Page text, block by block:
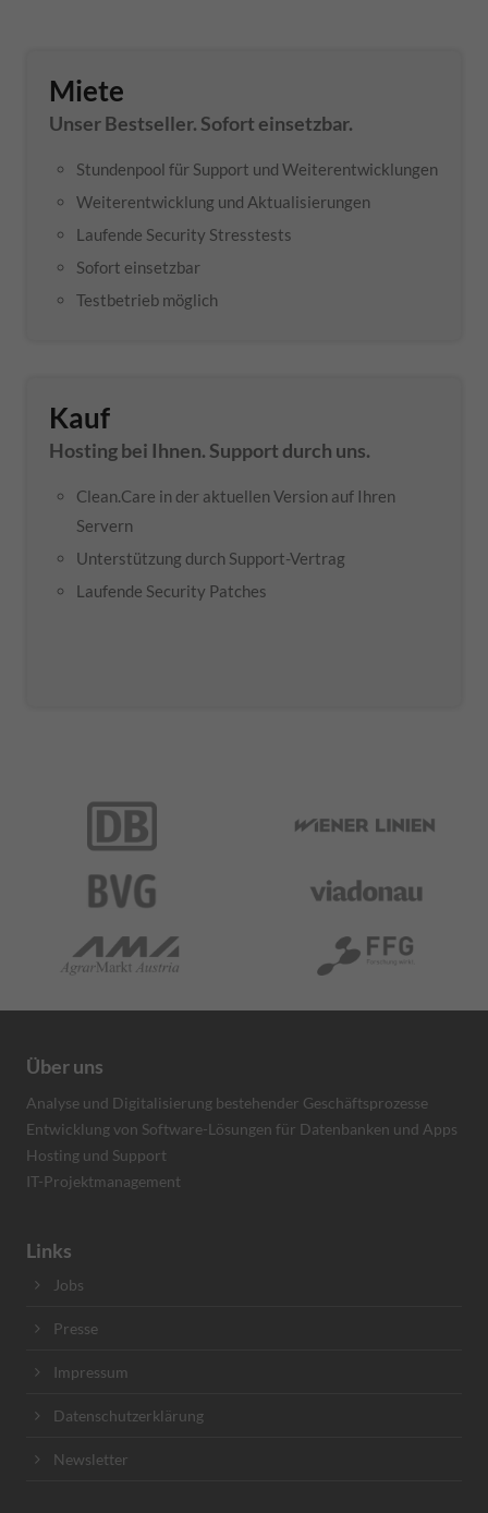
Miete
Unser Bestseller. Sofort einsetzbar.
Stundenpool für Support und Weiterentwicklungen
Weiterentwicklung und Aktualisierungen
Laufende Security Stresstests
Sofort einsetzbar
Testbetrieb möglich
Kauf
Hosting bei Ihnen. Support durch uns.
Clean.Care in der aktuellen Version auf Ihren
Servern
Unterstützung durch Support-Vertrag
Laufende Security Patches
Über uns
Analyse und Digitalisierung bestehender Geschäftsprozesse
Entwicklung von Software-Lösungen für Datenbanken und Apps
Hosting und Support
IT-Projektmanagement
Links
Jobs
Presse
Impressum
Datenschutzerklärung
Newsletter